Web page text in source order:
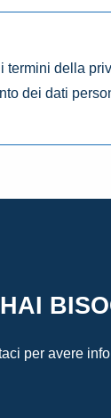
termini della
dei dati
HAI
per avere